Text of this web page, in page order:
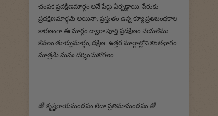
చంపక ప్రదక్షిణమార్గం అనే పేర్లు ఏర్పడ్డాయి. పేరుకు
ప్రదక్షిణమార్గమే అయినా, ప్రస్తుతం ఉన్న క్యూ ప్రతిబంధకాల
కారణంగా ఈ మార్గం ద్వారా పూర్తి ప్రదక్షిణం చేయలేము.
కేవలం తూర్పుమార్గం, దక్షిణ-ఉత్తర మార్గాల్లోని కొంతభాగం
మాత్రమే మనం దర్శించుకోగలం.
🌈 కృష్ణరాయమండపం లేదా ప్రతిమామండపం 🌈